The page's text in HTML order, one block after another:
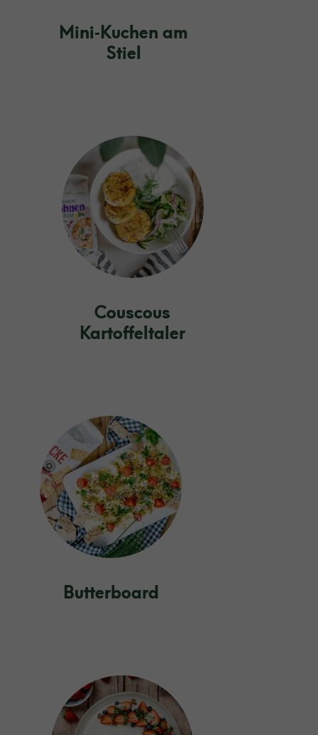
Mini‑Kuchen am
Stiel
Couscous
Kartoffeltaler
Butterboard